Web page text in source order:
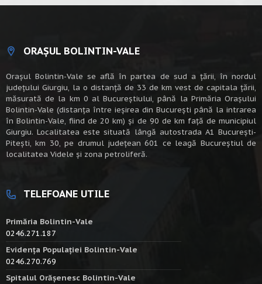
ORAȘUL BOLINTIN-VALE
Oraşul Bolintin-Vale se află în partea de sud a ţării, în nordul
judeţului Giurgiu, la o distanţă de 33 de km vest de capitala țării,
măsurată de la km 0 al Bucureștiului, până la Primăria Orașului
Bolintin-Vale (distanța între ieșirea din București până la intrarea
în Bolintin-Vale, fiind de 20 km) şi de 90 de km faţă de municipiul
Giurgiu. Localitatea este situată lângă autostrada A1 Bucureşti-
Piteşti, km 30, pe drumul judeţean 601 ce leagă Bucureştiul de
localitatea Videle şi zona petroliferă.
TELEFOANE UTILE
Primăria Bolintin-Vale
0246.271.187
Evidența Populației Bolintin-Vale
0246.270.769
Spitalul Orășenesc Bolintin-Vale